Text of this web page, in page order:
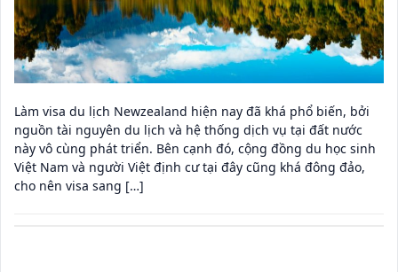
Làm visa du lịch Newzealand hiện nay đã khá phổ biến, bởi
nguồn tài nguyên du lịch và hệ thống dịch vụ tại đất nước
này vô cùng phát triển. Bên cạnh đó, cộng đồng du học sinh
Việt Nam và người Việt định cư tại đây cũng khá đông đảo,
cho nên visa sang […]